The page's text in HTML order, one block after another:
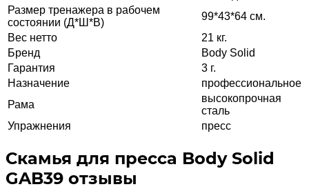
Размер тренажера в рабочем
состоянии (Д*Ш*В)
99*43*64 см.
Вес нетто
21 кг.
Бренд
Body Solid
Гарантия
3 г.
Назначение
профессиональное
Рама
высокопрочная
сталь
Упражнения
пресс
Скамья для пресса Body Solid
GAB39 отзывы